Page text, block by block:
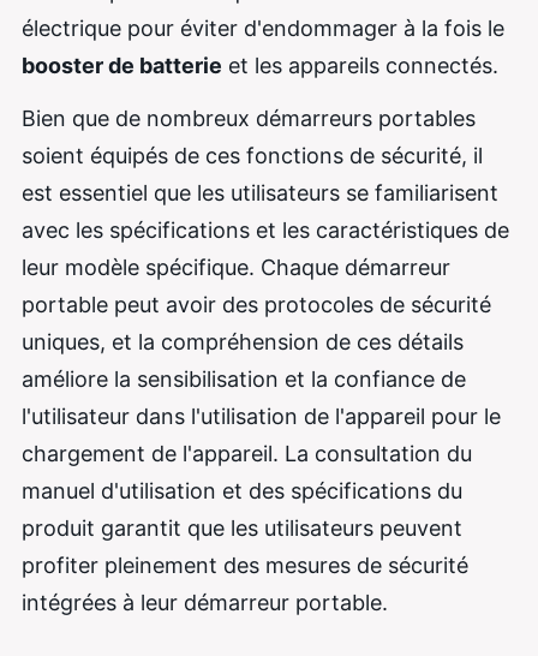
électrique pour éviter d'endommager à la fois le
booster de batterie et les appareils connectés.
Bien que de nombreux démarreurs portables
soient équipés de ces fonctions de sécurité, il
est essentiel que les utilisateurs se familiarisent
avec les spécifications et les caractéristiques de
leur modèle spécifique. Chaque démarreur
portable peut avoir des protocoles de sécurité
uniques, et la compréhension de ces détails
améliore la sensibilisation et la confiance de
l'utilisateur dans l'utilisation de l'appareil pour le
chargement de l'appareil. La consultation du
manuel d'utilisation et des spécifications du
produit garantit que les utilisateurs peuvent
profiter pleinement des mesures de sécurité
intégrées à leur démarreur portable.